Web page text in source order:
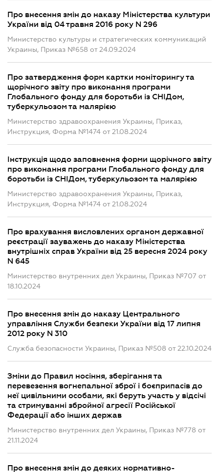
Про внесення змін до наказу Міністерства культури
України від 04 травня 2016 року N 296
Министерство культуры и стратегических коммуникаций
Украины, Приказ №658 от 24.09.2024
Про затвердження форм картки моніторингу та
щорічного звіту про виконання програми
Глобального фонду для боротьби із СНІДом,
туберкульозом та малярією
Министерство здравоохранения Украины, Приказ,
Инструкция, Форма №1474 от 21.08.2024
Інструкція щодо заповнення форми щорічного звіту
про виконання програми Глобального фонду для
боротьби із СНІДом, туберкульозом та малярією
Министерство здравоохранения Украины, Приказ,
Инструкция, Форма №1474 от 21.08.2024
Про врахування висловлених органом державної
реєстрації зауважень до наказу Міністерства
внутрішніх справ України від 25 вересня 2024 року
N 645
Министерство внутренних дел Украины, Приказ №707 от
18.10.2024
Про внесення змін до наказу Центрального
управління Служби безпеки України від 17 липня
2012 року N 310
Служба безопасности Украины, Приказ №508 от 22.10.2024
Зміни до Правил носіння, зберігання та
перевезення вогнепальної зброї і боєприпасів до
неї цивільними особами, які беруть участь у відсічі
та стримуванні збройної агресії Російської
Федерації або інших держав
Министерство внутренних дел Украины, Приказ №778 от
21.11.2024
Про внесення змін до деяких нормативно-